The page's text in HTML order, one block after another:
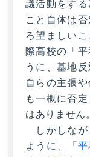
議活動をす
こと自体は
ろ望ましい
際高校の「
うに、基地
自らの主張
も一概に否
はありません。
しかしなが
ように、
「